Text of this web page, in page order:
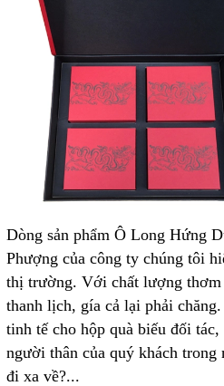
Dòng sản phẩm Ô Long Hứng
Phượng của công ty chúng tôi
thị trường. Với chất lượng thơm
thanh lịch, gía cả lại phải
tinh tế cho hộp quà biếu đối
người thân của quý khách
đi xa về?...